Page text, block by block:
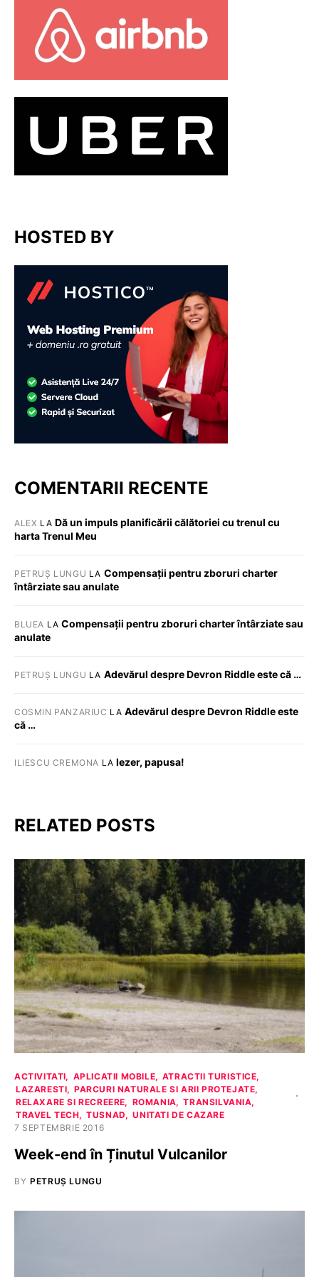
HOSTED BY
COMENTARII RECENTE
ALEX LA Dă un impuls planificării călătoriei cu trenul cu
harta Trenul Meu
PETRUȘ LUNGU LA Compensații pentru zboruri charter
întârziate sau anulate
BLUEA LACompensații pentru zboruri charter întârziate sau
anulate
PETRUȘ LUNGU LA Adevărul despre Devron Riddle este că …
COSMIN PANZARIUC LA Adevărul despre Devron Riddle este
că …
ILIESCU CREMONA LA Iezer, papusa!
RELATED POSTS
ACTIVITATI APLICATII MOBILE
ATRACTII TURISTICE
LAZARESTI
PARCURI NATURALE SI ARII PROTEJATE
RELAXARE SI RECREERE
ROMANIA
TRANSILVANIA
TRAVEL TECH
TUSNAD
UNITATI DE CAZARE
7 SEPTEMBRIE 2016
Week-end în Ținutul Vulcanilor
BY PETRUȘ LUNGU